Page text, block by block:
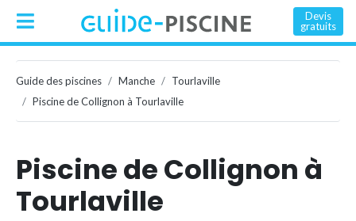
Devis
gratuits
Guide des piscines Manche
Tourlaville
Piscine de Collignon à Tourlaville
Piscine de Collignon à
Tourlaville